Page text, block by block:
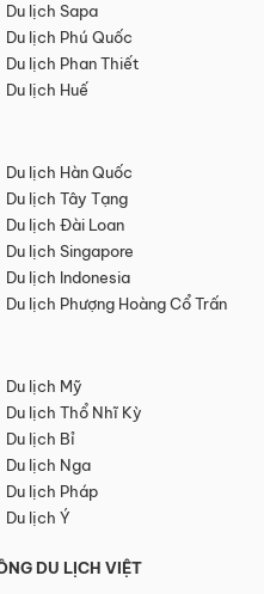
Du lịch Sapa
Du lịch Phú Quốc
Du lịch Phan Thiết
Du lịch Huế
Du lịch Hàn Quốc
Du lịch Tây Tạng
Du lịch Đài Loan
Du lịch Singapore
Du lịch Indonesia
Du lịch Phượng Hoàng Cổ Trấn
Du lịch Mỹ
Du lịch Thổ Nhĩ Kỳ
Du lịch Bỉ
Du lịch Nga
Du lịch Pháp
Du lịch Ý
DU LỊCH VIỆT